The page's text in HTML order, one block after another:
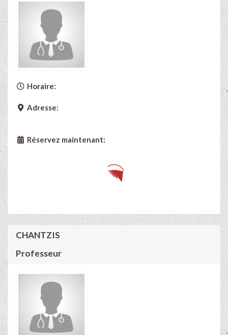
Horaire:
Adresse:
Réservez maintenant:
CHANTZIS
Professeur